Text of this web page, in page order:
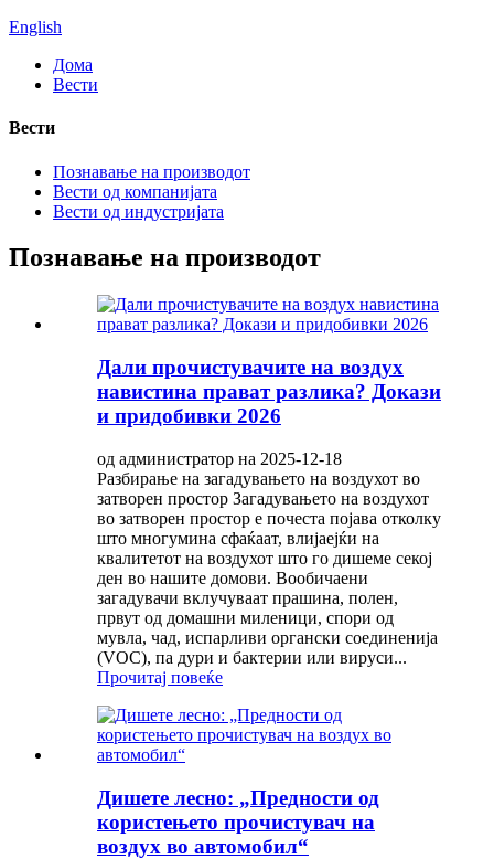
English
Дома
Вести
Вести
Познавање на производот
Вести од компанијата
Вести од индустријата
Познавање на производот
Дали прочистувачите на воздух
навистина прават разлика? Докази
и придобивки 2026
од администратор на 2025-12-18
Разбирање на загадувањето на воздухот во
затворен простор Загадувањето на воздухот
во затворен простор е почеста појава отколку
што многумина сфаќаат, влијаејќи на
квалитетот на воздухот што го дишеме секој
ден во нашите домови. Вообичаени
загадувачи вклучуваат прашина, полен,
првут од домашни миленици, спори од
мувла, чад, испарливи органски соединенија
(VOC), па дури и бактерии или вируси...
Прочитај повеќе
Дишете лесно: „Предности од
користењето прочистувач на
воздух во автомобил“